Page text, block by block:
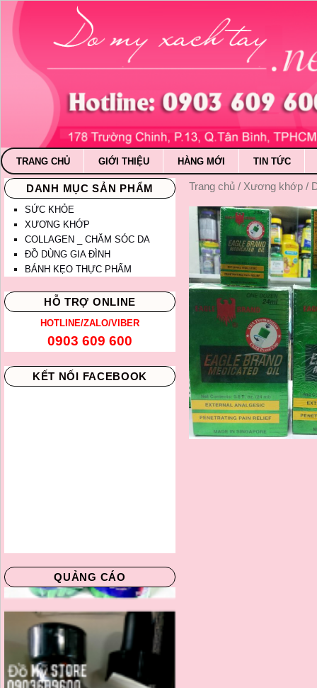
TRANG CHỦ GIỚI THIỆU HÀNG MỚI TIN TỨC
Trang chủ /Xương khớp /
DANH MỤC SẢN PHẨM
SỨC KHỎE
XƯƠNG KHỚP
COLLAGEN _ CHĂM SÓC DA
ĐỒ DÙNG GIA ĐÌNH
BÁNH KẸO THỰC PHẨM
HỖ TRỢ ONLINE
HOTLINE/ZALO/VIBER
0903 609 600
KẾT NỐI FACEBOOK
QUẢNG CÁO